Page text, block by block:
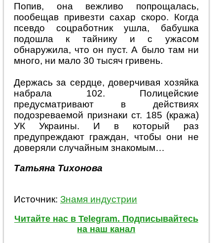
Попив, она вежливо попрощалась,
пообещав привезти сахар скоро. Когда
псевдо соцработник ушла, бабушка
подошла к тайнику и с ужасом
обнаружила, что он пуст. А было там ни
много, ни мало 30 тысяч гривень.
Держась за сердце, доверчивая хозяйка
набрала 102. Полицейские
предусматривают в действиях
подозреваемой признаки ст. 185 (кража)
УК Украины. И в который раз
предупреждают граждан, чтобы они не
доверяли случайным знакомым…
Татьяна Тихонова
Источник: Знамя индустрии
Читайте нас в Telegram. Подписывайтесь
на наш канал